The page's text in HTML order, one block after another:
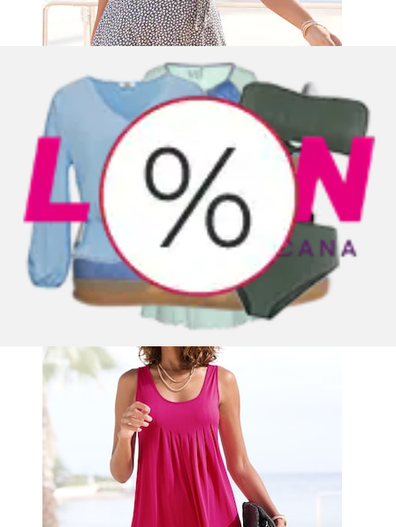
Robe de plage »mit Blumenprint am Saum,
lockeres Hängerchenkleid mit Zierfalten« Sans...
Beachtime by Lascana
Prix actuel49.90 CHF
287)